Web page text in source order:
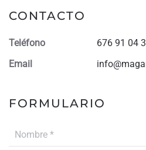
CONTACTO
Teléfono
676 91 04
Email
FORMULARIO